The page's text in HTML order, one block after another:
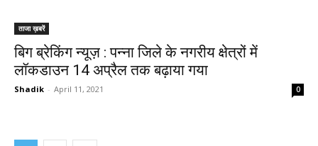
ताजा ख़बरें
बिग ब्रेकिंग न्यूज़ : पन्ना जिले के नगरीय क्षेत्रों में
लॉकडाउन 14 अप्रैल तक बढ़ाया गया
Shadik - April 11, 2021 0